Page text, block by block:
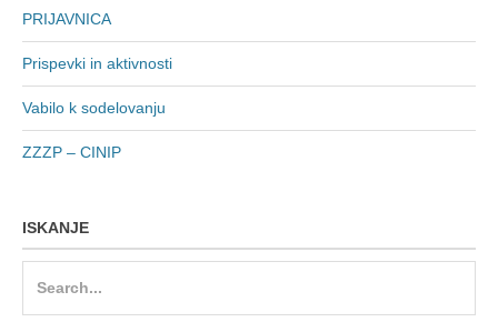
PRIJAVNICA
Prispevki in aktivnosti
Vabilo k sodelovanju
ZZZP – CINIP
ISKANJE